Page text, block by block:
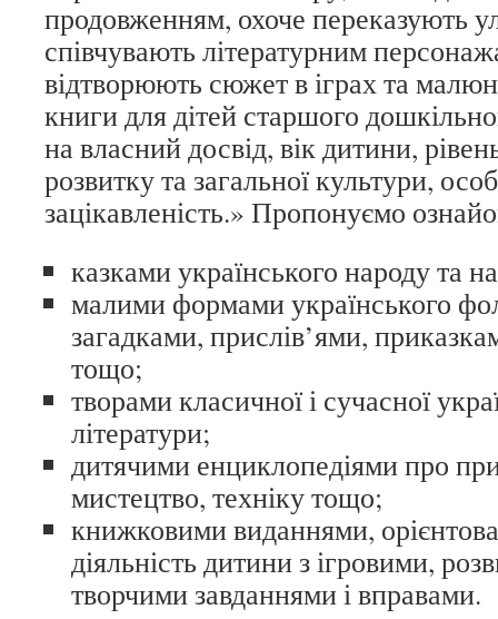
продовженням, охоче переказують
співчувають літературним
відтворюють сюжет в іграх та
книги для дітей старшого
на власний досвід, вік дитини,
розвитку та загальної культури,
зацікавленість.» Пропонуємо
казками українського народу та
малими формами українського
загадками, прислів’ями,
тощо;
творами класичної і сучасної
літератури;
дитячими енциклопедіями про
мистецтво, техніку тощо;
книжковими виданнями,
діяльність дитини з ігровими,
творчими завданнями і вправами.